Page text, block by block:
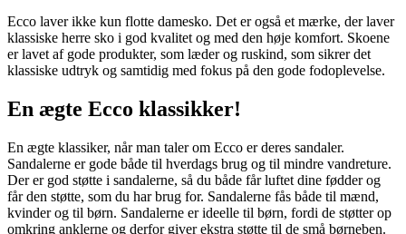
Ecco laver ikke kun flotte damesko. Det er også et mærke, der laver
klassiske herre sko i god kvalitet og med den høje komfort. Skoene
er lavet af gode produkter, som læder og ruskind, som sikrer det
klassiske udtryk og samtidig med fokus på den gode fodoplevelse.
En ægte Ecco klassikker!
En ægte klassiker, når man taler om Ecco er deres sandaler.
Sandalerne er gode både til hverdags brug og til mindre vandreture.
Der er god støtte i sandalerne, så du både får luftet dine fødder og
får den støtte, som du har brug for. Sandalerne fås både til mænd,
kvinder og til børn. Sandalerne er ideelle til børn, fordi de støtter op
omkring anklerne og derfor giver ekstra støtte til de små børneben.